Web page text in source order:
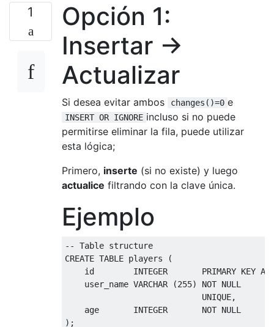
1
Opción 1:
Insertar ->
Actualizar
Si desea evitar ambos changes()=0 e
INSERT OR IGNORE incluso si no puede
permitirse eliminar la fila, puede utilizar
esta lógica;
Primero, inserte (si no existe) y luego
actualice filtrando con la clave única.
Ejemplo
-- Table structure
CREATE TABLE players
(
    id        INTEGER
PRIMARY KEY
    user_name VARCHAR
(255) NOT NULL
UNIQUE,
    age       INTEGER
NOT NULL
);